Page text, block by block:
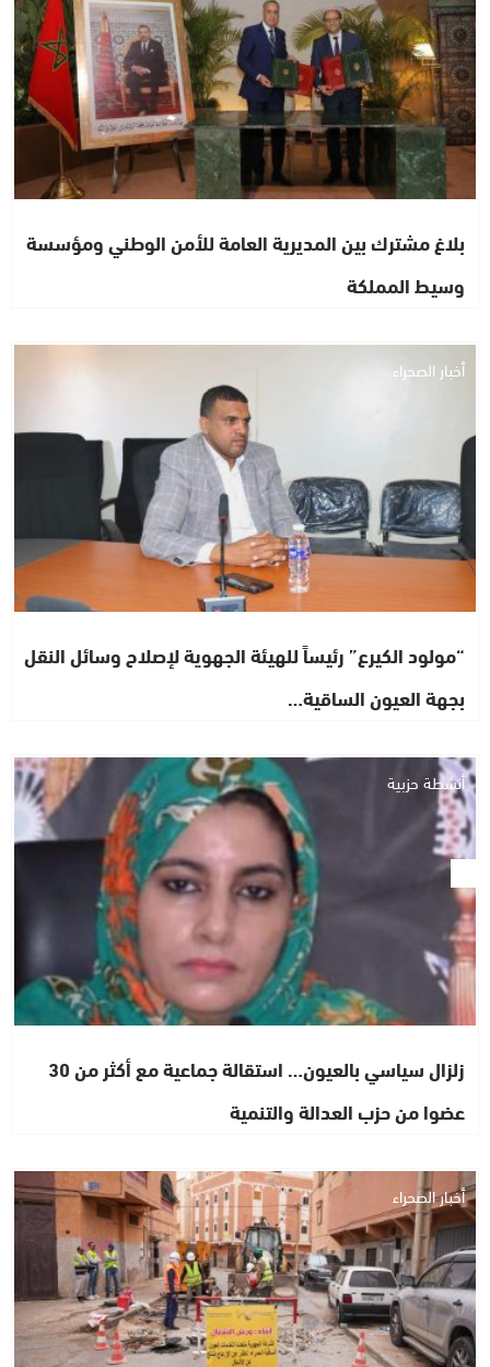
بلاغ مشترك بين المديرية العامة للأمن الوطني ومؤسسة
وسيط المملكة
أخبار الصحراء
“مولود الكيرع” رئيساً للهيئة الجهوية لإصلاح وسائل النقل
بجهة العيون الساقية…
أنشطة حزبية
زلزال سياسي بالعيون… استقالة جماعية مع أكثر من 30
عضوا من حزب العدالة والتنمية
أخبار الصحراء